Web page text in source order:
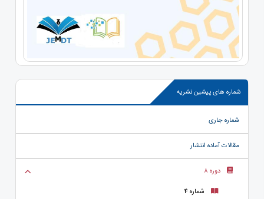
شماره های پیشین نشریه
شماره جاری
مقالات آماده انتشار
دوره 8
شماره 4